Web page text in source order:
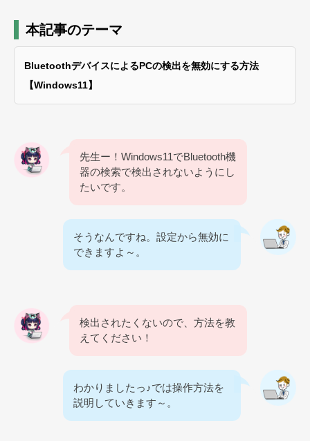
本記事のテーマ
BluetoothデバイスによるPCの検出を無効にする方法
【Windows11】
先生ー！Windows11でBluetooth機
器の検索で検出されないようにし
たいです。
そうなんですね。設定から無効に
できますよ～。
検出されたくないので、方法を教
えてください！
わかりましたっ♪では操作方法を
説明していきます～。